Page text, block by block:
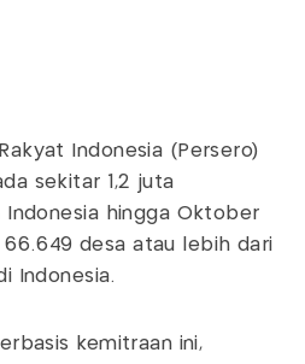
Indonesia (Persero)
sekitar 1,2 juta
Indonesia hingga Oktober
desa atau lebih dari
Indonesia.
kemitraan ini,